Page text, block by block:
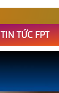
TIN TỨC FPT